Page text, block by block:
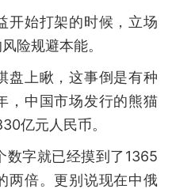
开始打架的时候，立场
险规避本能。
盘上瞅，这事倒是有种
，中国市场发行的熊猫
亿元人民币。
数字就已经摸到了1365
两倍。更别说现在中俄